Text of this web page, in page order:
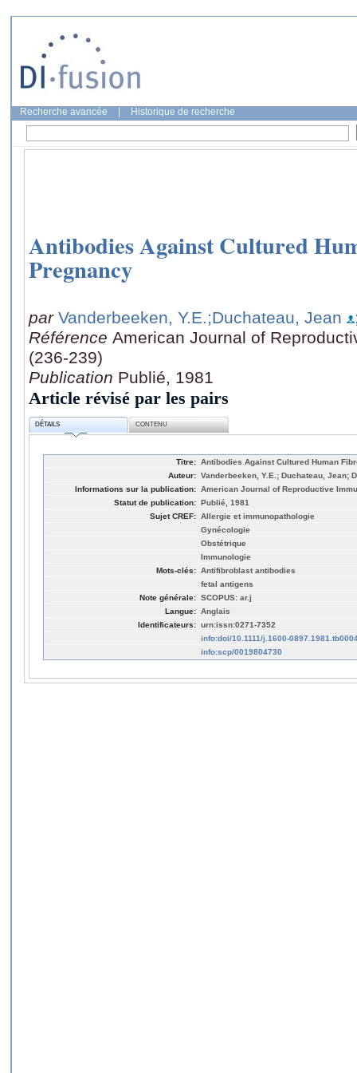
Recherche avancée Historique de recherche
Antibodies Against Cultured
Pregnancy
par Vanderbeeken, Y.E.;Duchateau, Jean
Référence American Journal of
(236-239)
Publication Publié, 1981
Article révisé par les pairs
DÉTAILS CONTENU
Titre: Antibodies Against Cultured Human
Auteur: Vanderbeeken, Y.E.; Duchateau, Jean;
Informations sur la publication: American Journal of Reproductive
Statut de publication: Publié, 1981
Sujet CREF: Allergie et immunopathologie
Gynécologie
Obstétrique
Immunologie
Mots-clés: Antifibroblast antibodies
fetal antigens
Note générale: SCOPUS: ar.j
Langue: Anglais
Identificateurs: urn:issn:0271-7352
info:doi/10.1111/j.1600-
info:scp/0019804730